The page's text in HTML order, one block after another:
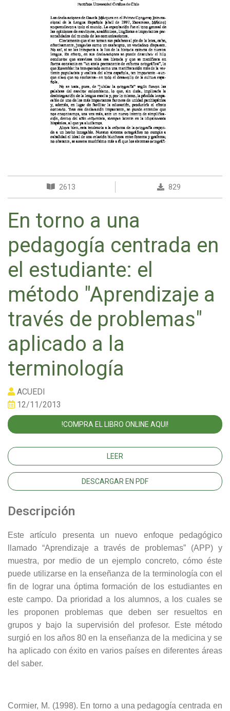
2613 829
En torno a una
pedagogía centrada en
el estudiante: el
método "Aprendizaje a
través de problemas"
aplicado a la
terminología
ACUEDI
12/11/2013
!COMPRA EL LIBRO ONLINE AQUI!
LEER
DESCARGAR EN PDF
Descripción
Este artículo presenta un nuevo enfoque pedagógico
llamado “Aprendizaje a través de problemas” (APP) y
muestra, por medio de un ejemplo concreto, cómo éste
puede utilizarse en la enseñanza de la terminología con el
fin de lograr una óptima formación de los estudiantes en
este campo. Da prioridad a los alumnos, a los cuales se
les proponen problemas que deben ser resueltos en
grupos y bajo la supervisión del profesor. Este método
surgió en los años 80 en la enseñanza de la medicina y se
ha aplicado con éxito en varios países en diferentes áreas
del saber.
Cormier, M. (1998). En torno a una pedagogía centrada en